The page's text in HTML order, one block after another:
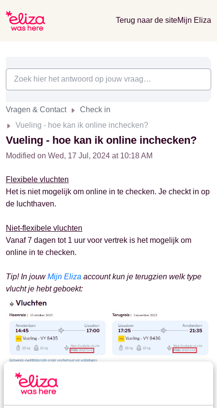
Terug naar de siteMijn Eliza
Vragen & Contact
Check in
Vueling - hoe kan ik online inchecken?
Vueling - hoe kan ik online inchecken?
Modified on Wed, 17 Jul, 2024 at 10:18 AM
Flexibele vluchten
Het is niet mogelijk om online in te checken. Je checkt in op
de luchthaven.
Niet-flexibele vluchten
Vanaf 7 dagen tot 1 uur voor vertrek is het mogelijk om
online in te checken.
Tip! In jouwMijn Eliza account kun je terugzien welk type
vlucht je hebt geboekt:
Hoe werkt het online inchecken?
1. Ga naar dewebsite van Vueling